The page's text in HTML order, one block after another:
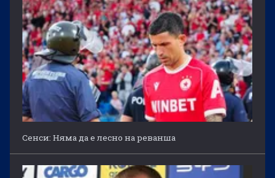
Сенси: Няма да е лесно на реванша